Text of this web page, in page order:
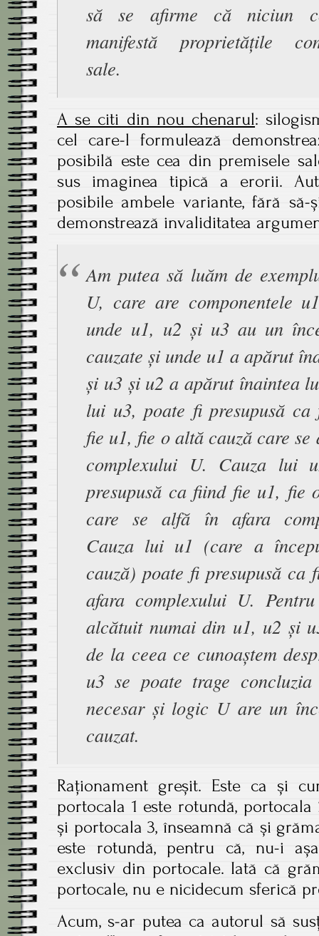
să se afirme că niciun
manifestă proprietățile
sale.
A se citi din nou chenarul:
cel care-l formulează
posibilă este cea din premisele
sus imaginea tipică a erorii.
posibile ambele variante, fără
demonstrează invaliditatea
Am putea să luăm de
U, care are componentele
unde u1, u2 și u3 au un
cauzate și unde u1 a apărut
și u3 și u2 a apărut înaintea
lui u3, poate fi presupusă
fie u1, fie o altă cauză care
complexului U. Cauza lui
presupusă ca fiind fie u1, fie
care se alfă în afara
Cauza lui u1 (care a
cauză) poate fi presupusă ca
afara complexului U.
alcătuit numai din u1, u2 și
de la ceea ce cunoaștem
u3 se poate trage
necesar și logic U are un
cauzat.
Raționament greșit. Este ca și
portocala 1 este rotundă,
și portocala 3, înseamnă că și
este rotundă, pentru că, nu-i
exclusiv din portocale. Iată că
portocale, nu e nicidecum sferică
Acum, s-ar putea ca autorul să